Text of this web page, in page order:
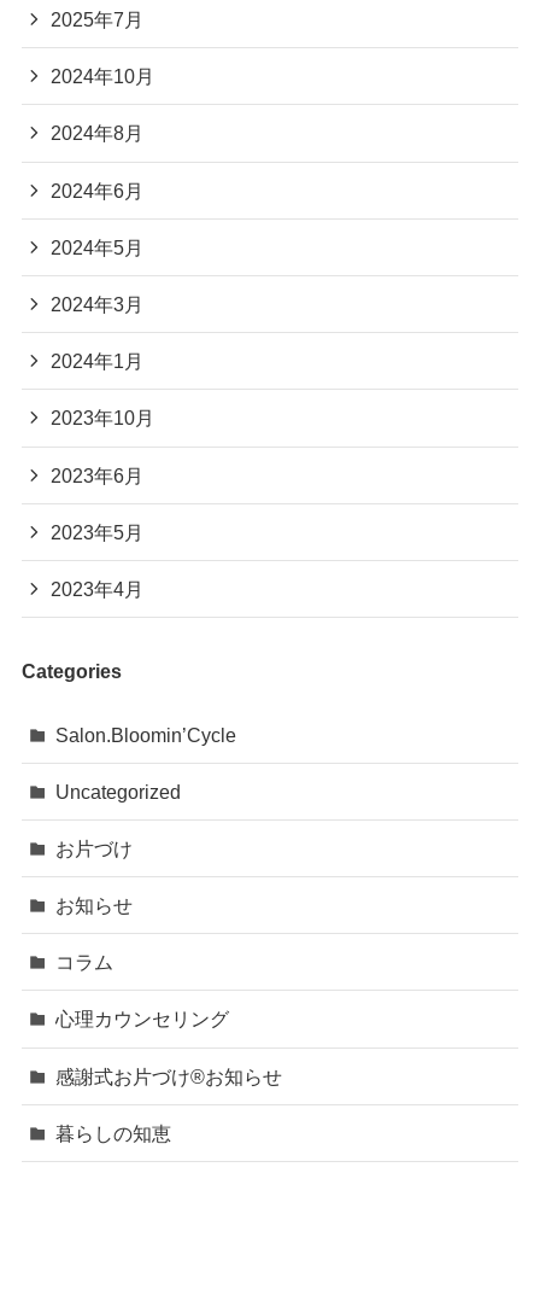
2025年7月
2024年10月
2024年8月
2024年6月
2024年5月
2024年3月
2024年1月
2023年10月
2023年6月
2023年5月
2023年4月
Categories
Salon.Bloomin’Cycle
Uncategorized
お片づけ
お知らせ
コラム
心理カウンセリング
感謝式お片づけ®お知らせ
暮らしの知恵